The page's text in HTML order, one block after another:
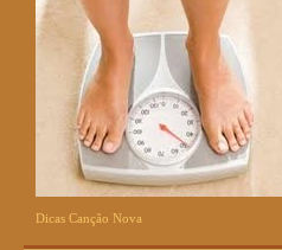
Dicas Canção Nova